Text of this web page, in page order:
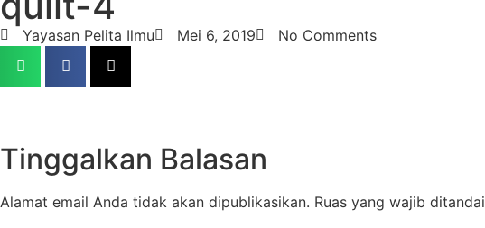
Yayasan Pelita Ilmu Mei 6, 2019 No Comments
Tinggalkan Balasan
Alamat email Anda tidak akan dipublikasikan. Ruas yang wajib ditandai